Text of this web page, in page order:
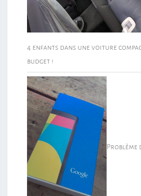
4 enfants dans une voiture
budget !
Problème